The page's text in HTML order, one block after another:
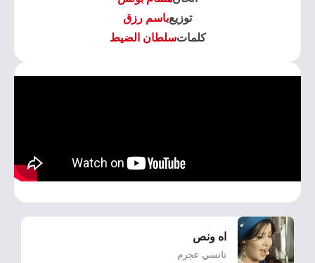
توزيعباسم رزق
كلماتسلطان الضيط
اه ونص
نانسي عجرم